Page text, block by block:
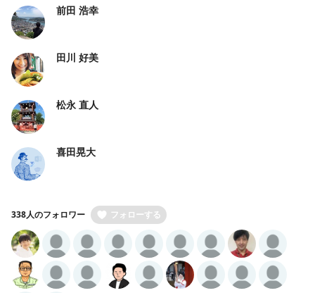
前田 浩幸
田川 好美
松永 直人
喜田晃大
338人のフォロワー フォローする